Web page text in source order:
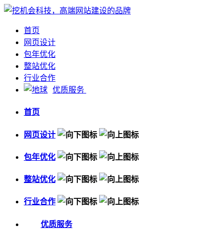
首页
网页设计
包年优化
整站优化
行业合作
优质服务
首页
网页设计
包年优化
整站优化
行业合作
优质服务